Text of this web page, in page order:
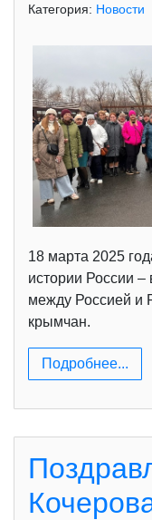
Категория: Новости
18 марта 2025
истории России
между Россией и
крымчан.
Подробнее...